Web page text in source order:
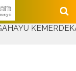
KEMERDEKAAN